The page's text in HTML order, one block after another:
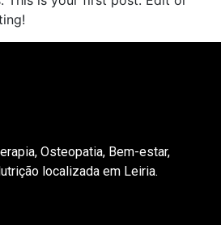
Osteopatia, Bem-estar,
localizada em Leiria.